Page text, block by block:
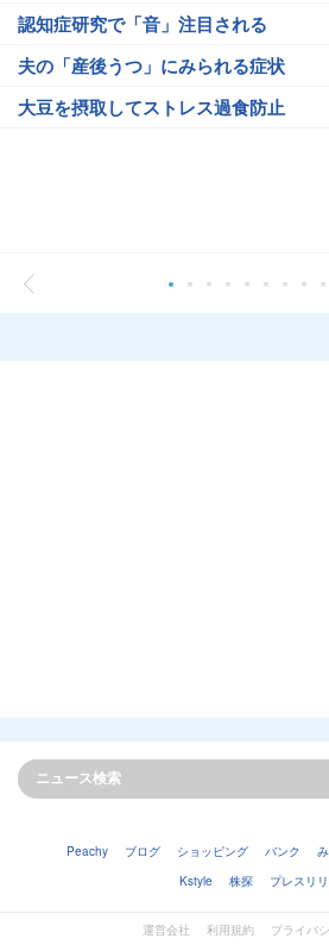
認知症研究で「音」注目される
夫の「産後うつ」にみられる症状
大豆を摂取してストレス過食防止
Peachy ブログ ショッピング バンク
Kstyle
株探 プレスリ
運営会社 利用規約
プライバ